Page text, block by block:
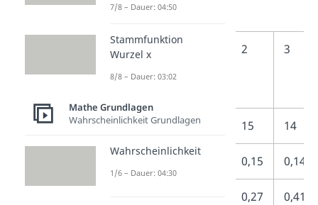
diese so aussehen:
Ausprägung
des Würfels
2 3
H 12 15 14
0,15 0,14
0,27 0,41
7/8 – Dauer: 04:50
Stammfunktion
Wurzel x
8/8 – Dauer: 03:02
Mathe Grundlagen
Wahrscheinlichkeit Grundlagen
Wahrscheinlichkeit
1/6 – Dauer: 04:30